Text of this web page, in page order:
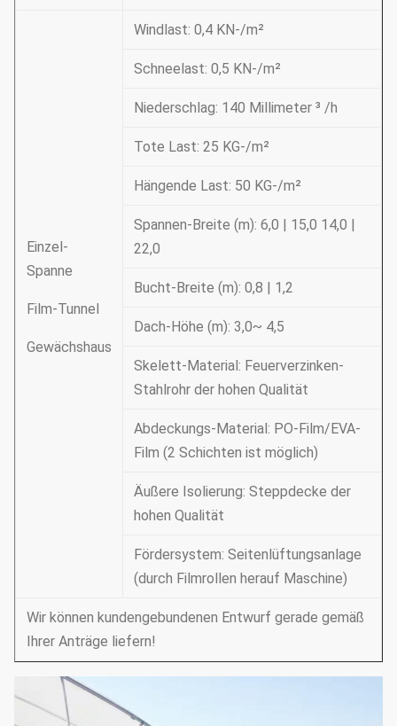
Einzel-
Spanne
Film-Tunnel
Gewächshaus
Windlast: 0,4 KN-/m²
Schneelast: 0,5 KN-/m²
Niederschlag: 140 Millimeter ³ /h
Tote Last: 25 KG-/m²
Hängende Last: 50 KG-/m²
Spannen-Breite (m): 6,0 | 15,0 14,0 |
22,0
Bucht-Breite (m): 0,8 | 1,2
Dach-Höhe (m): 3,0~ 4,5
Skelett-Material: Feuerverzinken-
Stahlrohr der hohen Qualität
Abdeckungs-Material: PO-Film/EVA-
Film (2 Schichten ist möglich)
Äußere Isolierung: Steppdecke der
hohen Qualität
Fördersystem: Seitenlüftungsanlage
(durch Filmrollen herauf Maschine)
Wir können kundengebundenen Entwurf gerade gemäß
Ihrer Anträge liefern!